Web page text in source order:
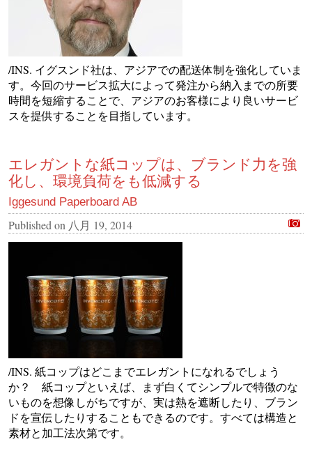
/INS. イグスンド社は、アジアでの配送体制を強化していま
す。今回のサービス拡大によって発注から納入までの所要
時間を短縮することで、アジアのお客様により良いサービ
スを提供することを目指しています。
エレガントな紙コップは、ブランド力を強
化し、環境負荷をも低減する
Iggesund Paperboard AB
Published on 八月 19, 2014
/INS. 紙コップはどこまでエレガントになれるでしょう
か？ 紙コップといえば、まず白くてシンプルで特徴のな
いものを想像しがちですが、実は熱を遮断したり、ブラン
ドを宣伝したりすることもできるのです。すべては構造と
素材と加工法次第です。